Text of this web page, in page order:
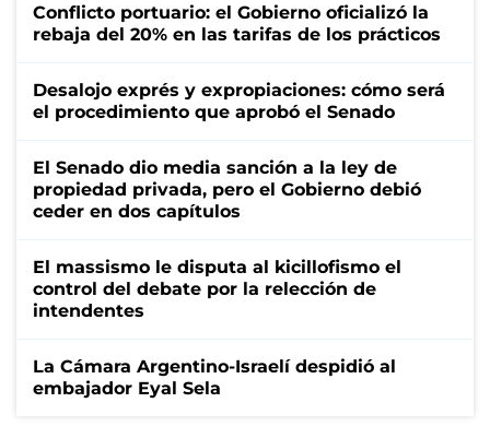
Conflicto portuario: el Gobierno oficializó la
rebaja del 20% en las tarifas de los prácticos
Desalojo exprés y expropiaciones: cómo será
el procedimiento que aprobó el Senado
El Senado dio media sanción a la ley de
propiedad privada, pero el Gobierno debió
ceder en dos capítulos
El massismo le disputa al kicillofismo el
control del debate por la relección de
intendentes
La Cámara Argentino-Israelí despidió al
embajador Eyal Sela